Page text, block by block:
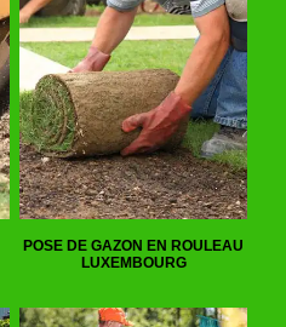
POSE DE GAZON EN ROULEAU
LUXEMBOURG